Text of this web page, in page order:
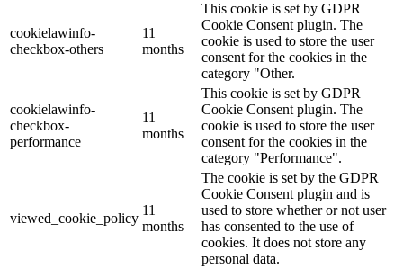
cookielawinfo-
checkbox-others
11
months
This cookie is set by GDPR
Cookie Consent plugin. The
cookie is used to store the user
consent for the cookies in the
category "Other.
cookielawinfo-
checkbox-
performance
11
months
This cookie is set by GDPR
Cookie Consent plugin. The
cookie is used to store the user
consent for the cookies in the
category "Performance".
viewed_cookie_policy
11
months
The cookie is set by the GDPR
Cookie Consent plugin and is
used to store whether or not user
has consented to the use of
cookies. It does not store any
personal data.